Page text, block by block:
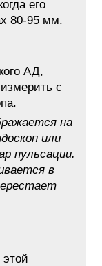
его
80-95 мм.
АД,
с
на
или
пульсации.
в